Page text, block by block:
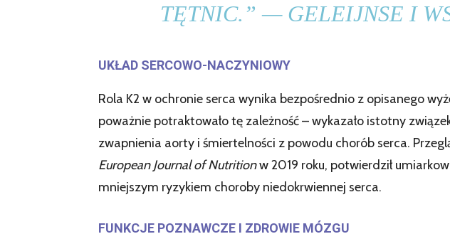
TĘTNIC.” — GELEIJNSE I
UKŁAD SERCOWO-NACZYNIOWY
Rola K2 w ochronie serca wynika bezpośrednio z opisanego
poważnie potraktowało tę zależność – wykazało istotny
zwapnienia aorty i śmiertelności z powodu chorób serca.
European Journal of Nutritionw 2019 roku, potwierdził
mniejszym ryzykiem choroby niedokrwiennej serca.
FUNKCJE POZNAWCZE I ZDROWIE MÓZGU